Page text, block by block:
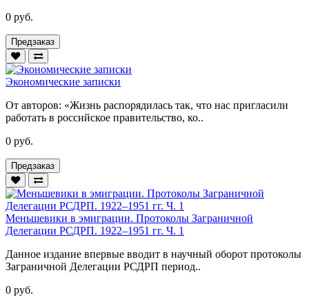
0 руб.
Предзаказ
Экономические записки
От авторов: «Жизнь распорядилась так, что нас пригласили
работать в российское правительство, ко..
0 руб.
Предзаказ
Меньшевики в эмиграции. Протоколы Заграничной
Делегации РСДРП. 1922–1951 гг. Ч. 1
Данное издание впервые вводит в научный оборот протоколы
Заграничной Делегации РСДРП период..
0 руб.